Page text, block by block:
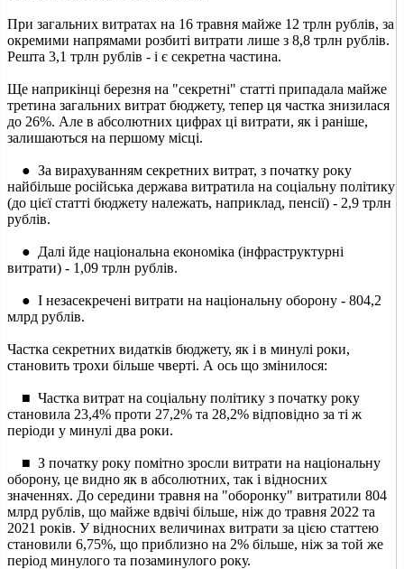
При загальних витратах на 16 травня майже 12 трлн рублів, за
окремими напрямами розбиті витрати лише з 8,8 трлн рублів.
Решта 3,1 трлн рублів - і є секретна частина.
Ще наприкінці березня на "секретні" статті припадала майже
третина загальних витрат бюджету, тепер ця частка знизилася
до 26%. Але в абсолютних цифрах ці витрати, як і раніше,
залишаються на першому місці.
● За вирахуванням секретних витрат, з початку року
найбільше російська держава витратила на соціальну політику
(до цієї статті бюджету належать, наприклад, пенсії) - 2,9 трлн
рублів.
● Далі йде національна економіка (інфраструктурні
витрати) - 1,09 трлн рублів.
● І незасекречені витрати на національну оборону - 804,2
млрд рублів.
Частка секретних видатків бюджету, як і в минулі роки,
становить трохи більше чверті. А ось що змінилося:
■ Частка витрат на соціальну політику з початку року
становила 23,4% проти 27,2% та 28,2% відповідно за ті ж
періоди у минулі два роки.
■ З початку року помітно зросли витрати на національну
оборону, це видно як в абсолютних, так і відносних
значеннях. До середини травня на "оборонку" витратили 804
млрд рублів, що майже вдвічі більше, ніж до травня 2022 та
2021 років. У відносних величинах витрати за цією статтею
становили 6,75%, що приблизно на 2% більше, ніж за той же
період минулого та позаминулого року.